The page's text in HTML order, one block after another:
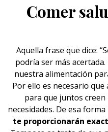
Comer
Aquella frase que dice:
podría ser más
nuestra alimentación
Por ello es necesario
para que juntos
necesidades. De esa forma
te proporcionarán